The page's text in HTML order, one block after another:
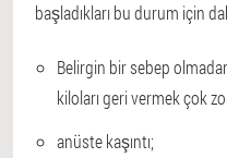
başladıkları bu durum için
Belirgin bir sebep
kiloları geri vermek çok
anüste kaşıntı;